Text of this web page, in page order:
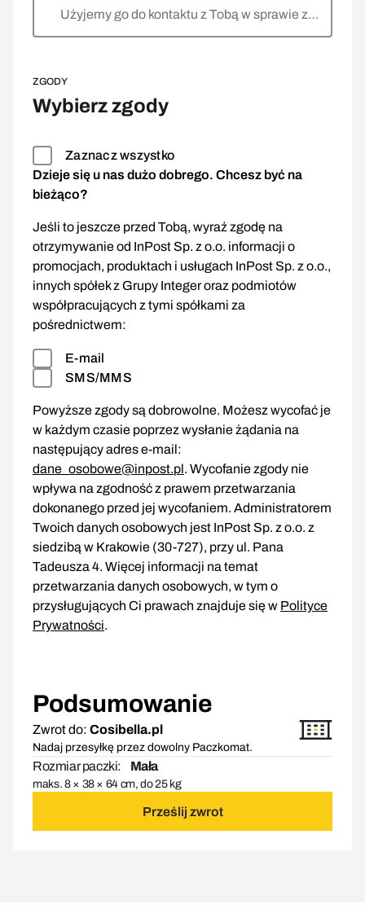
Użyjemy go do kontaktu z Tobą w sprawie zwrotu
ZGODY
Wybierz zgody
Zaznacz wszystko
Dzieje się u nas dużo dobrego. Chcesz być na
bieżąco?
Jeśli to jeszcze przed Tobą, wyraź zgodę na
otrzymywanie od InPost Sp. z o.o. informacji o
promocjach, produktach i usługach InPost Sp. z o.o.,
innych spółek z Grupy Integer oraz podmiotów
współpracujących z tymi spółkami za
pośrednictwem:
E-mail
SMS/MMS
Powyższe zgody są dobrowolne. Możesz wycofać je
w każdym czasie poprzez wysłanie żądania na
następujący adres e-mail:
dane_osobowe@inpost.pl. Wycofanie zgody nie
wpływa na zgodność z prawem przetwarzania
dokonanego przed jej wycofaniem. Administratorem
Twoich danych osobowych jest InPost Sp. z o.o. z
siedzibą w Krakowie (30-727), przy ul. Pana
Tadeusza 4. Więcej informacji na temat
przetwarzania danych osobowych, w tym o
przysługujących Ci prawach znajduje się w Polityce
Prywatności.
Podsumowanie
Zwrot do: Cosibella.pl
Nadaj przesyłkę przez dowolny Paczkomat.
Rozmiar paczki: Mała
maks. 8 × 38 × 64 cm, do 25 kg
Prześlij zwrot